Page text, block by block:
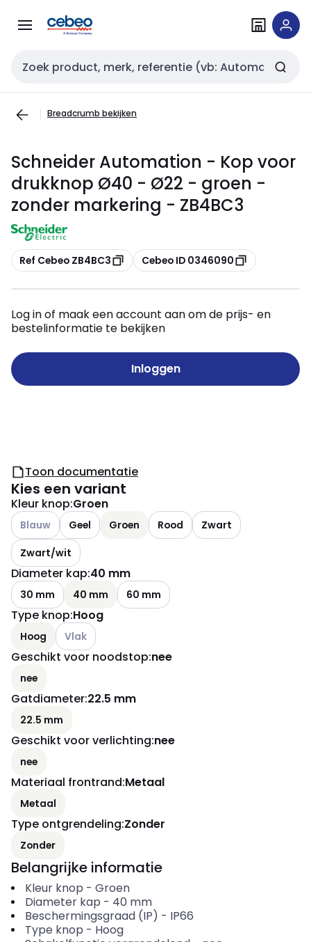
naar
naar
Zoekveld invoer
Breadcrumb bekijken
Schneider Automation - Kop voor
drukknop Ø40 - Ø22 - groen -
zonder markering - ZB4BC3
Kopiëren
Ref Cebeo ZB4BC3 Kopiëren
Cebeo ID 0346090
Log in of maak een account aan om de prijs- en
bestelinformatie te bekijken
Inloggen
Toon documentatie
Kies een variant
Kleur knop:Groen
Andere varianten (Huidige combinatie niet mogelijk)
Blauw Geel Groen Rood
Zwart
Zwart/wit
Diameter kap:40 mm
30 mm 40 mm 60 mm
Type knop:Hoog
Hoog Andere varianten (Huidige combinatie niet mogelijk)
Vlak
Geschikt voor noodstop:nee
nee
Gatdiameter:22.5 mm
22.5 mm
Geschikt voor verlichting:nee
nee
Materiaal frontrand:Metaal
Metaal
Type ontgrendeling:Zonder
Zonder
Belangrijke informatie
Kleur knop - Groen
Diameter kap - 40 mm
Beschermingsgraad (IP) - IP66
Type knop - Hoog